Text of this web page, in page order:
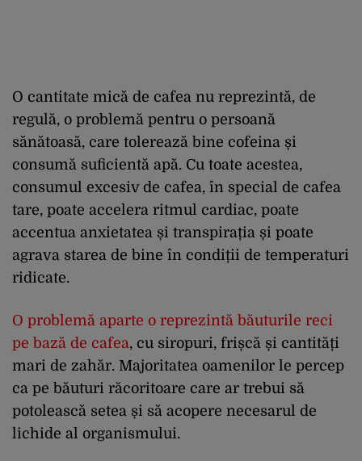
O cantitate mică de cafea nu reprezintă, de
regulă, o problemă pentru o persoană
sănătoasă, care tolerează bine cofeina și
consumă suficientă apă. Cu toate acestea,
consumul excesiv de cafea, în special de cafea
tare, poate accelera ritmul cardiac, poate
accentua anxietatea și transpirația și poate
agrava starea de bine în condiții de temperaturi
ridicate.
O problemă aparte o reprezintă băuturile reci
pe bază de cafea, cu siropuri, frișcă și cantități
mari de zahăr. Majoritatea oamenilor le percep
ca pe băuturi răcoritoare care ar trebui să
potolească setea și să acopere necesarul de
lichide al organismului.